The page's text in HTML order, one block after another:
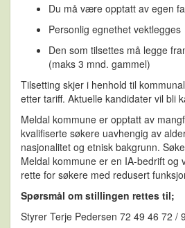
Du må være opptatt av egen
Personlig egnethet vektlegges
Den som tilsettes må legge
(maks 3 mnd. gammel)
Tilsetting skjer i henhold til
etter tariff. Aktuelle kandidater vil bli
Meldal kommune er opptatt av
kvalifiserte søkere uavhengig av
nasjonalitet og etnisk bakgrunn.
Meldal kommune er en IA-bedrift og
rette for søkere med redusert
Spørsmål om stillingen rettes til;
Styrer Terje Pedersen 72 49 46 72 /